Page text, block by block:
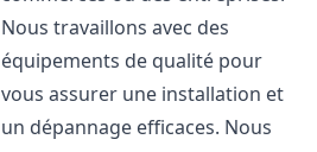
Nous travaillons avec des
équipements de qualité pour
vous assurer une installation et
un dépannage efficaces. Nous